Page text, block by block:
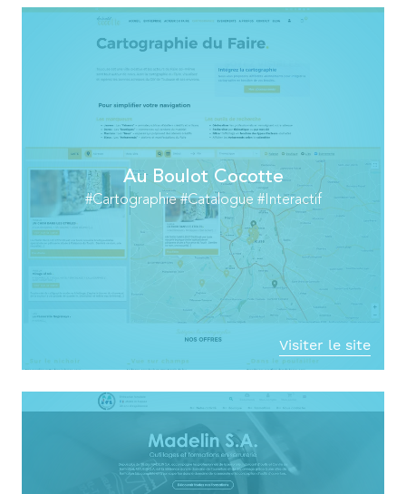
Au Boulot Cocotte
#Cartographie #Catalogue #Interactif
Visiter le site